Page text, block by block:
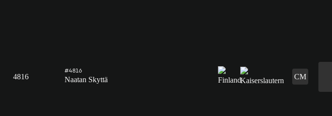
4816
#4816
Naatan Skyttä CM